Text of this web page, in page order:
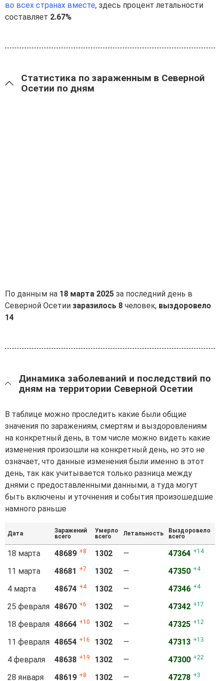
во всех странах вместе, здесь процент летальности
составляет 2.67%
Статистика по зараженным в Северной
Осетии по дням
По данным на 18 марта 2025 за последний день в
Северной Осетии заразилось 8 человек, выздоровело
14
Динамика заболеваний и последствий по
дням на территории Северной Осетии
В таблице можно проследить какие были общие
значения по заражениям, смертям и выздоровлениям
на конкретный день, в том числе можно видеть какие
изменения произошли на конкретный день, но это не
означает, что данные изменения были именно в этот
день, так как учитывается только разница между
днями с предоставленными данными, а туда могут
быть включены и уточнения и события произошедшие
намного раньше
Дата
Заражений
всего
Умерло
всего
Летальность
Выздоровело
всего
18 марта 48689 8 1302 — 47364 14
11 марта 48681 7 1302 — 47350 4
4 марта 48674 4 1302 — 47346 4
25 февраля 48670 6 1302 — 47342 17
18 февраля 48664 10 1302 — 47325 12
11 февраля 48654 16 1302 — 47313 13
4 февраля 48638 19 1302 — 47300 22
28 января 48619 8 1302 — 47278 3